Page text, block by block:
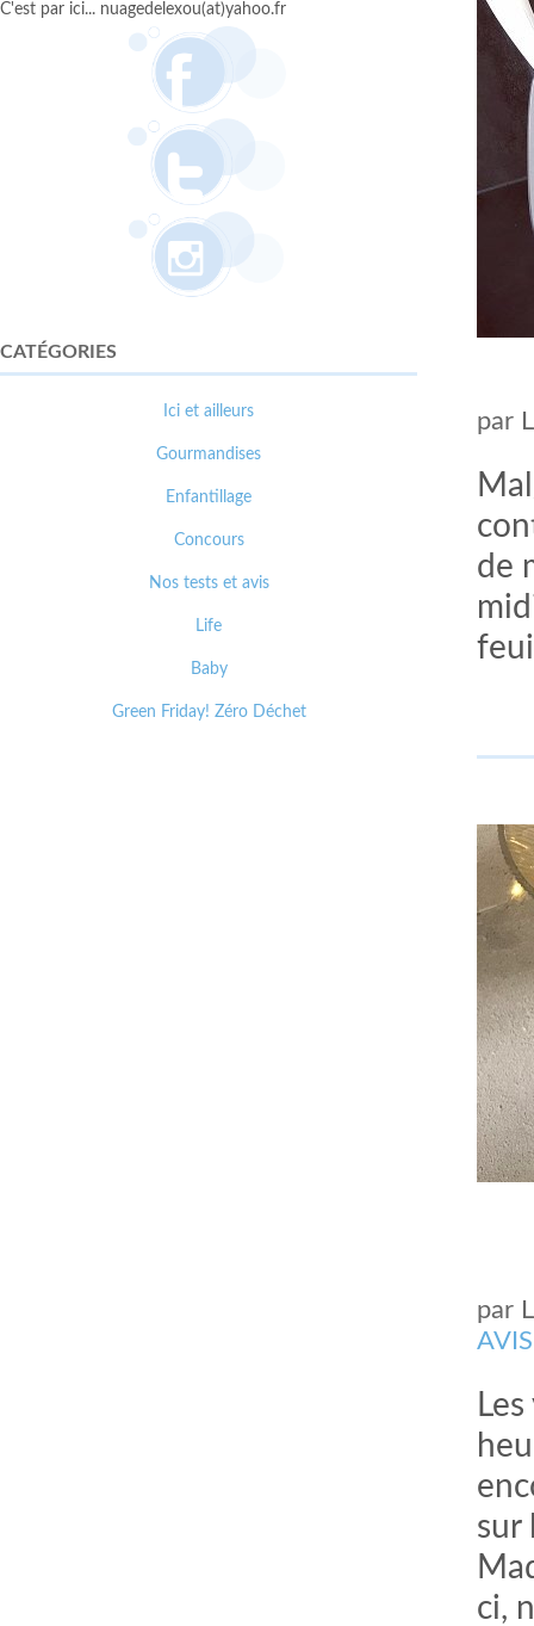
par
de
par
AVIS
sur
ci,
C'est par ici... nuagedelexou(at)yahoo.fr
CATÉGORIES
Ici et ailleurs
Gourmandises
Enfantillage
Concours
Nos tests et avis
Life
Baby
Green Friday! Zéro Déchet